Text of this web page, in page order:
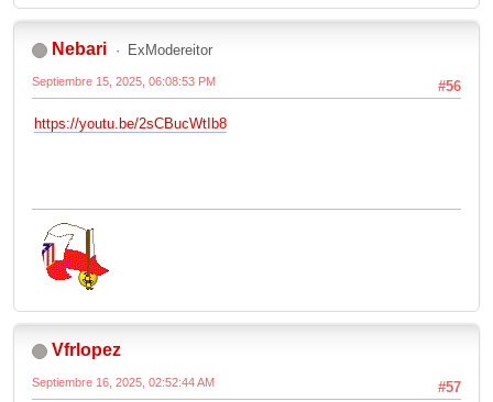
Nebari ExModereitor
#56
Septiembre 15, 2025, 06:08:53 PM
https://youtu.be/2sCBucWtIb8
Vfrlopez
#57
Septiembre 16, 2025, 02:52:44 AM